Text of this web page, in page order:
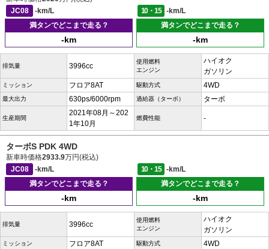
JC08
-km/L 10・15
-km/L
満タンでどこまで走る？
-km
満タンでどこまで走る？
-km
排気量 3996cc
使用燃料
エンジン
ハイオク
ガソリン
ミッション フロア8AT 駆動方式 4WD
最大出力 630ps/6000rpm 過給器（ターボ） ターボ
生産期間
2021年08月～202
1年10月
燃費性能 -
ターボS PDK 4WD
新車時価格2933.9万円(税込)
JC08
-km/L 10・15
-km/L
満タンでどこまで走る？
-km
満タンでどこまで走る？
-km
排気量 3996cc
使用燃料
エンジン
ハイオク
ガソリン
ミッション フロア8AT 駆動方式 4WD